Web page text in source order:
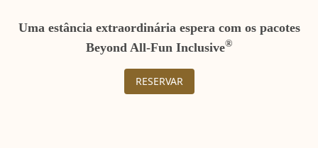
Uma estância extraordinária espera com os pacotes
Beyond All-Fun Inclusive®
RESERVAR